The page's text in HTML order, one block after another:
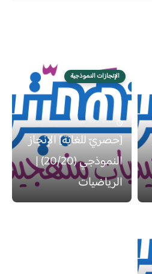
الإنجازات النموذجية
منذ 6 سنة
[حصريّ للغايَة] الإنجاز
النموذجي (20/20) |
الرياضيات